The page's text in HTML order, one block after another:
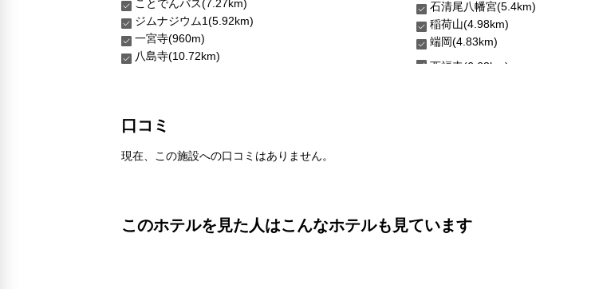
ことでんバス(7.27km)
ジムナジウム1(5.92km)
一宮寺(960m)
八島寺(10.72km)
石清尾八幡宮(5.4km)
稲荷山(4.98km)
端岡(4.83km)
口コミ
現在、この施設への口コミはありません。
このホテルを見た人はこんなホテルも見ています